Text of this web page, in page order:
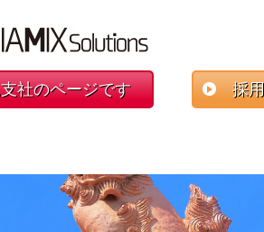
社のページです 採用